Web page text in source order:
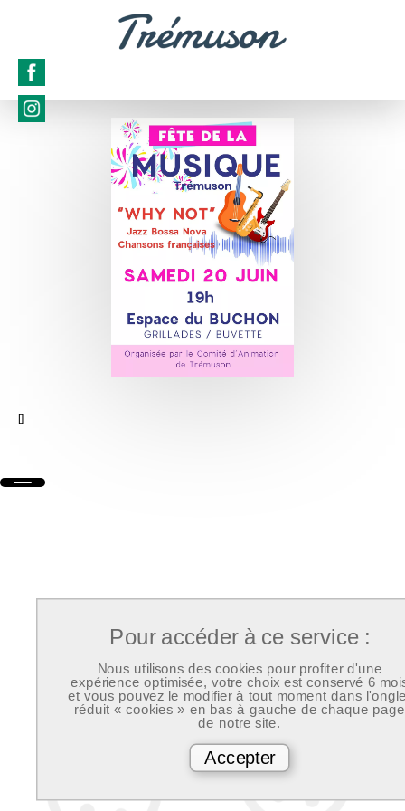
Pour accéder à ce service :
Nous utilisons des cookies pour profiter d'une
expérience optimisée, votre choix est conservé 6
et vous pouvez le modifier à tout moment dans
réduit « cookies » en bas à gauche de chaque page
de notre site.
[]